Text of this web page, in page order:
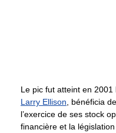
Le pic fut atteint en 2001
Larry Ellison , bénéficia
l’exercice de ses stock
financière et la